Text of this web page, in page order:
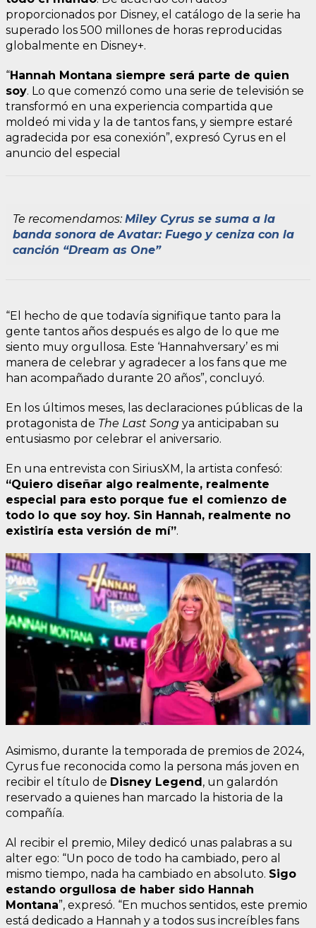
proporcionados por Disney, el catálogo de la serie ha
superado los 500 millones de horas reproducidas
globalmente en Disney+.
“Hannah Montana siempre será parte de quien
soy. Lo que comenzó como una serie de televisión se
transformó en una experiencia compartida que
moldeó mi vida y la de tantos fans, y siempre estaré
agradecida por esa conexión”, expresó Cyrus en el
anuncio del especial
Te recomendamos:Miley Cyrus se suma a la
banda sonora de Avatar: Fuego y ceniza con la
canción “Dream as One”
“El hecho de que todavía signifique tanto para la
gente tantos años después es algo de lo que me
siento muy orgullosa. Este ‘Hannahversary’ es mi
manera de celebrar y agradecer a los fans que me
han acompañado durante 20 años”, concluyó.
En los últimos meses, las declaraciones públicas de la
protagonista de The Last Song ya anticipaban su
entusiasmo por celebrar el aniversario.
En una entrevista con SiriusXM, la artista confesó:
“Quiero diseñar algo realmente, realmente
especial para esto porque fue el comienzo de
todo lo que soy hoy. Sin Hannah, realmente no
existiría esta versión de mí”.
Asimismo, durante la temporada de premios de 2024,
Cyrus fue reconocida como la persona más joven en
recibir el título de Disney Legend, un galardón
reservado a quienes han marcado la historia de la
compañía.
Al recibir el premio, Miley dedicó unas palabras a su
alter ego: “Un poco de todo ha cambiado, pero al
mismo tiempo, nada ha cambiado en absoluto. Sigo
estando orgullosa de haber sido Hannah
Montana”, expresó. “En muchos sentidos, este premio
está dedicado a Hannah y a todos sus increíbles fans